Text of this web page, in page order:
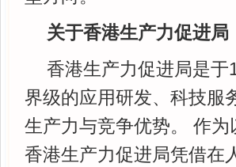
关于香港生产力促进局
香港生产力促进局是
界级的应用研发、科技服
生产力与竞争优势。 作
香港生产力促进局凭借在